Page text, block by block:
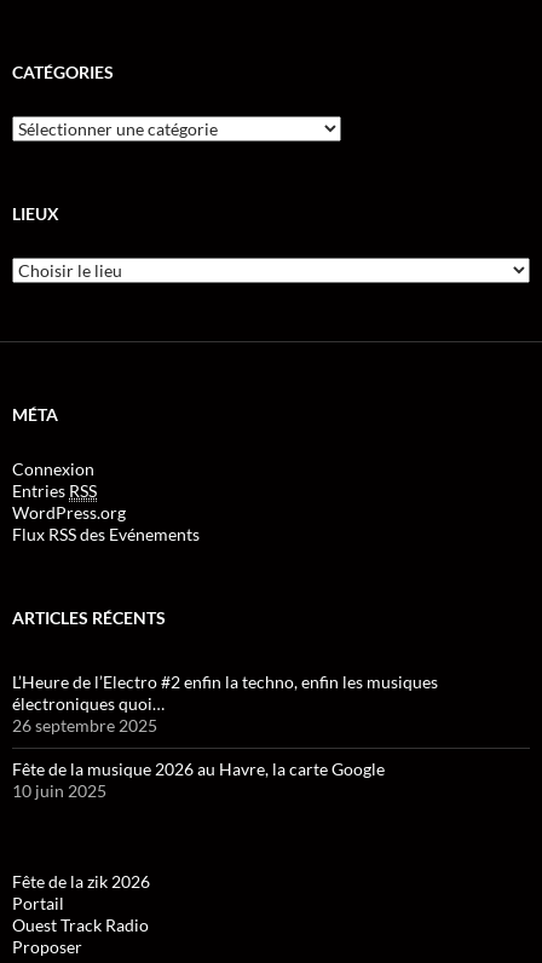
CATÉGORIES
LIEUX
MÉTA
Connexion
Entries RSS
WordPress.org
Flux RSS des Evénements
ARTICLES RÉCENTS
L’Heure de l’Electro #2 enfin la techno, enfin les musiques
électroniques quoi…
26 septembre 2025
Fête de la musique 2026 au Havre, la carte Google
10 juin 2025
Fête de la zik 2026
Portail
Ouest Track Radio
Proposer